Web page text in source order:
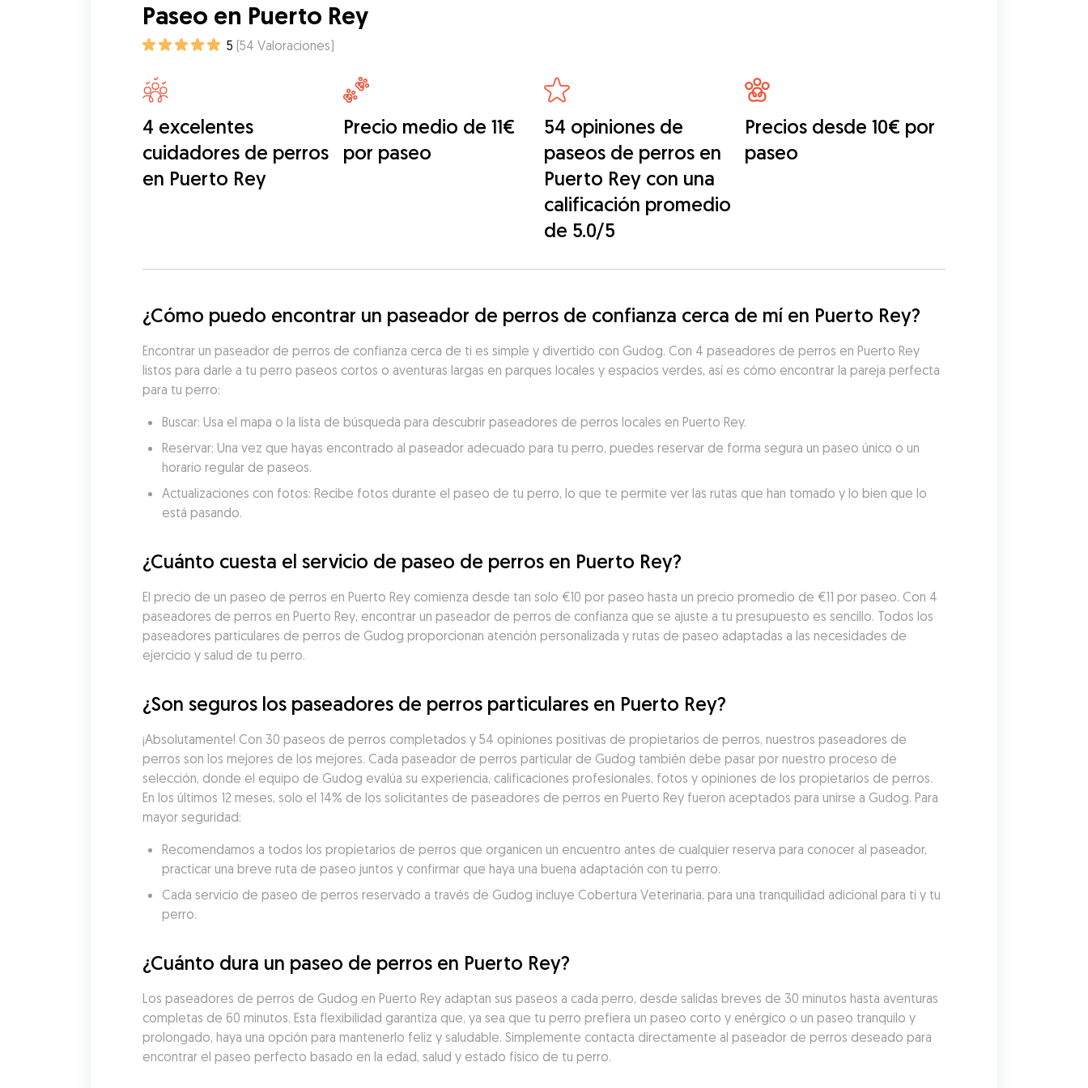
Paseo en Puerto Rey
5 (54 Valoraciones)
4 excelentes
cuidadores de perros
en Puerto Rey
Precio medio de 11€
por paseo
54 opiniones de
paseos de perros en
Puerto Rey con una
calificación promedio
de 5.0/5
Precios desde 10€ por
paseo
¿Cómo puedo encontrar un paseador de perros de confianza cerca de mí en Puerto Rey?
Encontrar un paseador de perros de confianza cerca de ti es simple y divertido con Gudog. Con 4 paseadores de perros en Puerto Rey
listos para darle a tu perro paseos cortos o aventuras largas en parques locales y espacios verdes, así es cómo encontrar la pareja perfecta
para tu perro:
Buscar: Usa el mapa o la lista de búsqueda para descubrir paseadores de perros locales en Puerto Rey.
Reservar: Una vez que hayas encontrado al paseador adecuado para tu perro, puedes reservar de forma segura un paseo único o un
horario regular de paseos.
Actualizaciones con fotos: Recibe fotos durante el paseo de tu perro, lo que te permite ver las rutas que han tomado y lo bien que lo
está pasando.
¿Cuánto cuesta el servicio de paseo de perros en Puerto Rey?
El precio de un paseo de perros en Puerto Rey comienza desde tan solo €10 por paseo hasta un precio promedio de €11 por paseo. Con 4
paseadores de perros en Puerto Rey, encontrar un paseador de perros de confianza que se ajuste a tu presupuesto es sencillo. Todos los
paseadores particulares de perros de Gudog proporcionan atención personalizada y rutas de paseo adaptadas a las necesidades de
ejercicio y salud de tu perro.
¿Son seguros los paseadores de perros particulares en Puerto Rey?
¡Absolutamente! Con 30 paseos de perros completados y 54 opiniones positivas de propietarios de perros, nuestros paseadores de
perros son los mejores de los mejores. Cada paseador de perros particular de Gudog también debe pasar por nuestro proceso de
selección, donde el equipo de Gudog evalúa su experiencia, calificaciones profesionales, fotos y opiniones de los propietarios de perros.
En los últimos 12 meses, solo el 14% de los solicitantes de paseadores de perros en Puerto Rey fueron aceptados para unirse a Gudog. Para
mayor seguridad:
Recomendamos a todos los propietarios de perros que organicen un encuentro antes de cualquier reserva para conocer al paseador,
practicar una breve ruta de paseo juntos y confirmar que haya una buena adaptación con tu perro.
Cada servicio de paseo de perros reservado a través de Gudog incluye Cobertura Veterinaria, para una tranquilidad adicional para ti y tu
perro.
¿Cuánto dura un paseo de perros en Puerto Rey?
Los paseadores de perros de Gudog en Puerto Rey adaptan sus paseos a cada perro, desde salidas breves de 30 minutos hasta aventuras
completas de 60 minutos. Esta flexibilidad garantiza que, ya sea que tu perro prefiera un paseo corto y enérgico o un paseo tranquilo y
prolongado, haya una opción para mantenerlo feliz y saludable. Simplemente contacta directamente al paseador de perros deseado para
encontrar el paseo perfecto basado en la edad, salud y estado físico de tu perro.